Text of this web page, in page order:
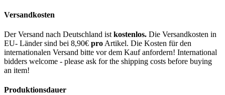
Versandkosten
Der Versand nach Deutschland ist kostenlos. Die Versandkosten in
EU- Länder sind bei 8,90€ pro Artikel. Die Kosten für den
internationalen Versand bitte vor dem Kauf anfordern! International
bidders welcome - please ask for the shipping costs before buying
an item!
Produktionsdauer